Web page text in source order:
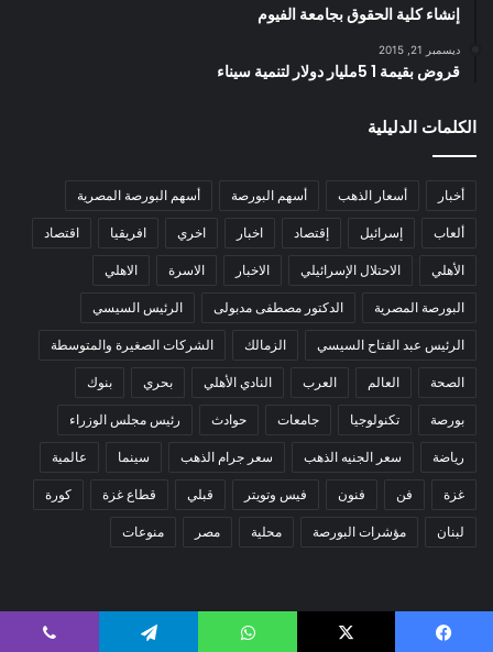
إنشاء كلية الحقوق بجامعة الفيوم
ديسمبر 21, 2015
قروض بقيمة 1 5مليار دولار لتنمية سيناء
الكلمات الدليلية
أخبار أسعار الذهب أسهم البورصة أسهم البورصة المصرية
ألعاب إسرائيل إقتصاد اخبار اخري افريقيا اقتصاد
الأهلي الاحتلال الإسرائيلي الاخبار الاسرة الاهلي
البورصة المصرية الدكتور مصطفى مدبولى الرئيس السيسي
الرئيس عبد الفتاح السيسي الزمالك الشركات الصغيرة والمتوسطة
الصحة العالم العرب النادي الأهلي بحري بنوك
بورصة تكنولوجيا جامعات حوادث رئيس مجلس الوزراء
رياضة سعر الجنيه الذهب سعر جرام الذهب سينما عالمية
غزة فن فنون فيس وتويتر قبلي قطاع غزة كورة
لبنان مؤشرات البورصة محلية مصر منوعات